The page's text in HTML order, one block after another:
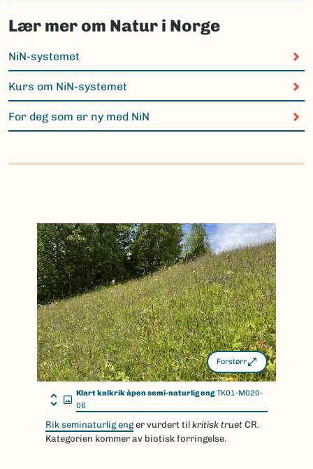
Lær mer om Natur i Norge
NiN-systemet
Kurs om NiN-systemet
For deg som er ny med NiN
Forstørr
Klart kalkrik åpen semi-naturlig engTK01-M020-
06
Rik seminaturlig enger vurdert til kritisk truet CR.
Kategorien kommer av biotisk forringelse.